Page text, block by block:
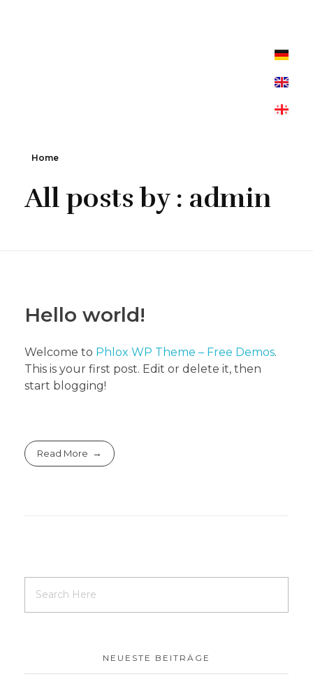
Home
All posts by : admin
Hello world!
Welcome to Phlox WP Theme – Free Demos.
This is your first post. Edit or delete it, then
start blogging!
Read More
NEUESTE BEITRÄGE